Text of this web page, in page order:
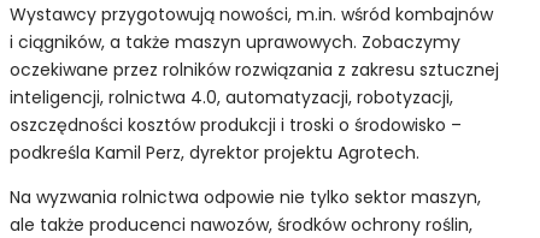
Wystawcy przygotowują nowości, m.in. wśród kombajnów
i ciągników, a także maszyn uprawowych. Zobaczymy
oczekiwane przez rolników rozwiązania z zakresu sztucznej
inteligencji, rolnictwa 4.0, automatyzacji, robotyzacji,
oszczędności kosztów produkcji i troski o środowisko –
podkreśla Kamil Perz, dyrektor projektu Agrotech.
Na wyzwania rolnictwa odpowie nie tylko sektor maszyn,
ale także producenci nawozów, środków ochrony roślin,